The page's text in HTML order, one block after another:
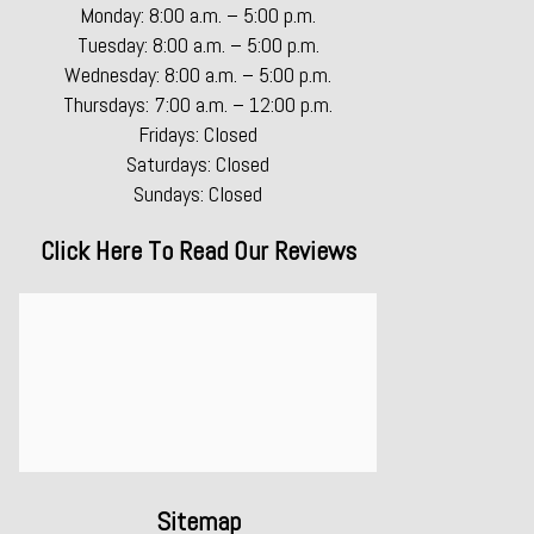
Monday: 8:00 a.m. – 5:00 p.m.
Tuesday: 8:00 a.m. – 5:00 p.m.
Wednesday: 8:00 a.m. – 5:00 p.m.
Thursdays: 7:00 a.m. – 12:00 p.m.
Fridays: Closed
Saturdays: Closed
Sundays: Closed
Click Here To Read Our Reviews
Sitemap